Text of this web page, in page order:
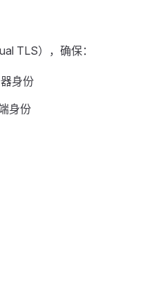
TLS），确保：
身份
身份